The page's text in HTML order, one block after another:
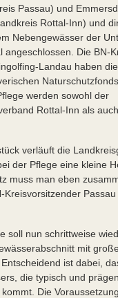
Passau) und
Rottal-Inn) und
Nebengewässer der
angeschlossen. Die BN-
Landau haben
werden sowohl der
Rottal-Inn als
verläuft die
der Pflege eine kleine
muss man eben
Kreisvorsitzender
soll nun schrittweise
mit
ist dabei,
die typisch und
Die